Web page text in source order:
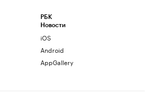
РБК
Новости
iOS
Android
AppGallery